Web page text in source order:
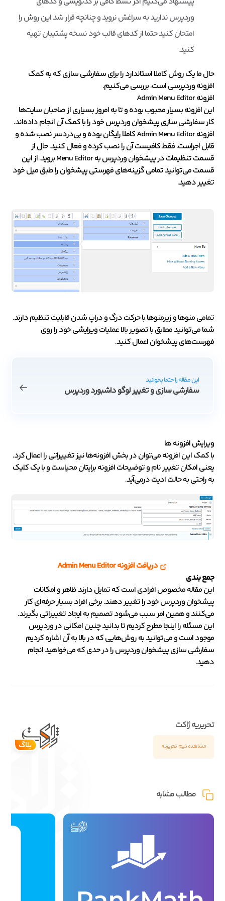
وردپرس ندارید به سراغش نروید و چنانچه قرار شد این روش را
امتحان کنید حتما از کدهای قالب خود نسخه پشتیبان تهیه
کنید.
حال ما یک روش کاملا استاندارد را برای سفارشی سازی که به کمک
افزونه وردپرسی است، بررسی می‌کنیم.
افزونه Admin Menu Editor
این افزونه بسیار محبوب بوده و تا به امروز بسیاری از صاحبان سایت‌ها
کار سفارشی سازی پیشخوان وردپرس خود را با کمک آن انجام داده‌اند.
افزونه Admin Menu Editor کاملا رایگان بوده و بی‌دردسر نصب شده و
قابل اجراست. فقط کافیست آن را نصب کرده و فعال کنید. حال از
قسمت تنظیمات در پیشخوان وردپرس به Menu Editor بروید. از این
قسمت می‌توانید تمامی گزینه‌های فهرستی پیشخوان را طبق میل خود
تغییر دهید.
تمامی منوها و زیرمنوها با حرکت درگ و دراپ شدن قابلیت تنظیم دارند.
شما می‌توانید مطابق با تصویر بالا عملیات ویرایشی خود را روی
فهرست‌های پیشخوان اعمال کنید.
این مقاله را حتما بخوانید
سفارشی سازی و تغییر لوگو داشبورد وردپرس
ویرایش افزونه ها
با کمک این افزونه می‌توان در بخش افزونه‌ها نیز تغییراتی را اعمال کرد.
یعنی امکان تغییر نام و توضیحات افزونه برایتان محیاست و با یک کلیک
به راحتی به حالت ادیت درمی‌آید.
دریافت افزونه Admin Menu Editor
جمع بندی
این مقاله مخصوص افرادی است که تمایل دارند ظاهر و امکانات
پیشخوان وردپرس خود را تغییر دهند. برخی افراد بسیار حرفه‌ای کار
می‌کنند و همین امر سبب می‌شود تصمیم به ایجاد تغییراتی بگیرند.
این مسئله را اینجا مطرح کردیم تا بدانید چنین امکانی در وردپرس
موجود است و می‌توانید به روش‌هایی که در بالا به آن اشاره کردیم
سفارشی سازی پیشخوان وردپرس را در حدی که می‌خواهید انجام
دهید.
تحریریه ژاکت
مشاهده تیم تحریریه
مطالب مشابه